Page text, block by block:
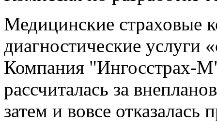
Медицинские страховые
диагностические услуги
Компания "Ингосстрах-
рассчиталась за
затем и вовсе отказалась